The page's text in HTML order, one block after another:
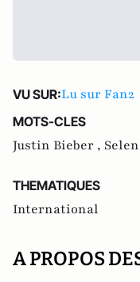
VU SUR:Lu sur Fan2
MOTS-CLES
Justin Bieber ,
THEMATIQUES
International
A PROPOS